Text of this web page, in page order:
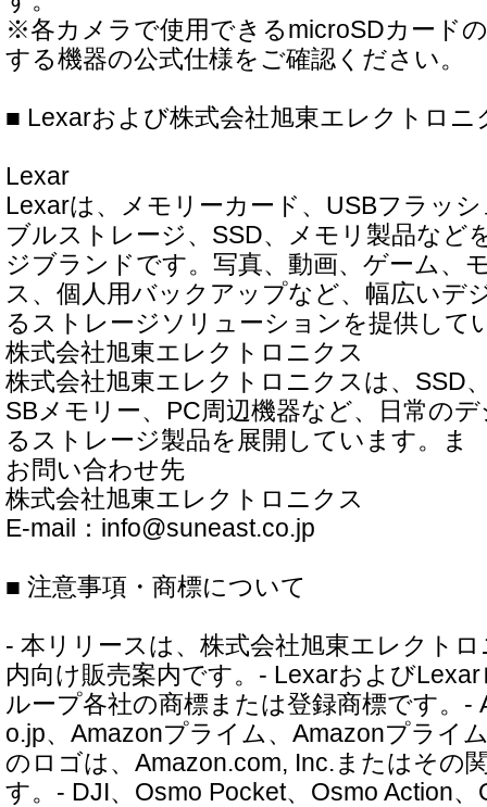
※各カメラで使用できるmicroSDカード
する機器の公式仕様をご確認ください。
■ Lexarおよび株式会社旭東エレクトロニ
Lexar
Lexarは、メモリーカード、USBフラッ
ブルストレージ、SSD、メモリ製品など
ジブランドです。写真、動画、ゲーム、
ス、個人用バックアップなど、幅広いデ
るストレージソリューションを提供して
株式会社旭東エレクトロニクス
株式会社旭東エレクトロニクスは、SSD
SBメモリー、PC周辺機器など、日常の
るストレージ製品を展開しています。ま
お問い合わせ先
株式会社旭東エレクトロニクス
E-mail：info@suneast.co.jp
■ 注意事項・商標について
- 本リリースは、株式会社旭東エレクト
内向け販売案内です。- Lexarおよび
ループ各社の商標または登録商標です。-
o.jp、Amazonプライム、Amazonプライ
のロゴは、Amazon.com, Inc.またはその
す。- DJI、Osmo Pocket、Osmo Action